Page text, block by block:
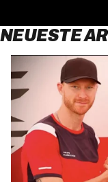
NEUESTE